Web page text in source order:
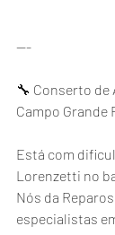
---
🔧 Conserto
Campo Grande
Está com
Lorenzetti no
Nós da
especialistas